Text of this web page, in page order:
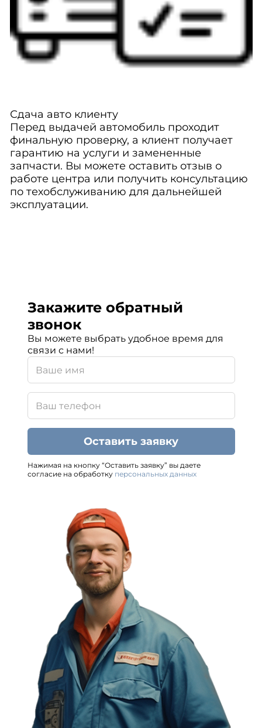
Сдача авто клиенту
Перед выдачей автомобиль проходит
финальную проверку, а клиент получает
гарантию на услуги и замененные
запчасти. Вы можете оставить отзыв о
работе центра или получить консультацию
по техобслуживанию для дальнейшей
эксплуатации.
Закажите обратный
звонок
Вы можете выбрать удобное время для
связи с нами!
Оставить заявку
Нажимая на кнопку “Оставить заявку” вы даете
согласие на обработку персональных данных